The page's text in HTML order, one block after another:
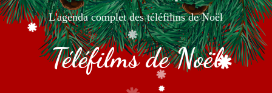
L'agenda complet des téléfilms de Noël
Téléfilms de Noël